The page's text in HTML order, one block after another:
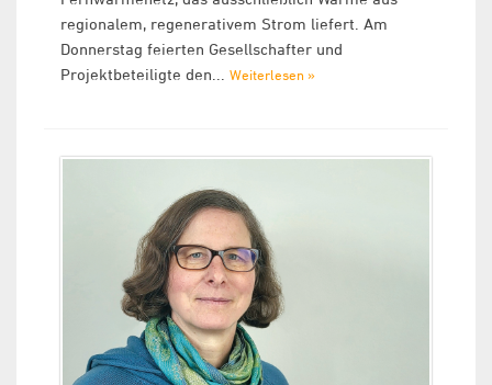
regionalem, regenerativem Strom liefert. Am
Donnerstag feierten Gesellschafter und
Projektbeteiligte den... Weiterlesen »